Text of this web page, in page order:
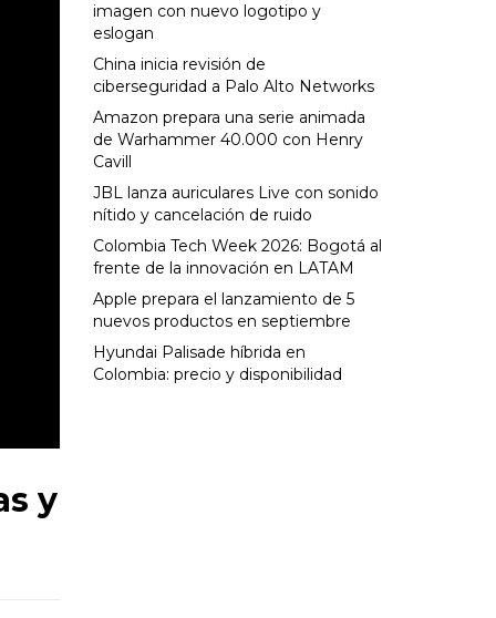
y
imagen con nuevo logotipo y
eslogan
China inicia revisión de
ciberseguridad a Palo Alto Networks
Amazon prepara una serie animada
de Warhammer 40.000 con Henry
Cavill
JBL lanza auriculares Live con sonido
nítido y cancelación de ruido
Colombia Tech Week 2026: Bogotá al
frente de la innovación en LATAM
Apple prepara el lanzamiento de 5
nuevos productos en septiembre
Hyundai Palisade híbrida en
Colombia: precio y disponibilidad